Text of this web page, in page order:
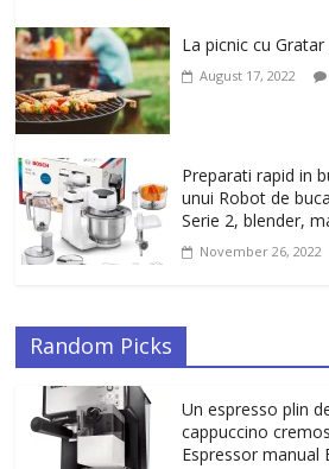
La picnic cu
August 17, 2022
Preparati rapid in
unui Robot de
Serie 2, blender,
November 26, 2022
Random Picks
Un espresso plin
cappuccino
Espressor manual